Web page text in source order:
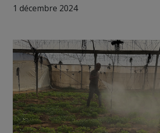
1 décembre 2024